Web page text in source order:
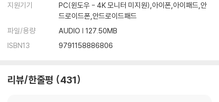
지원기기
PC(윈도우 - 4K 모니터 미지원),아이폰,아이패드,안
드로이드폰,안드로이드패드
파일/용량
AUDIO | 127.50MB
ISBN13
9791158886806
리뷰/한줄평 431